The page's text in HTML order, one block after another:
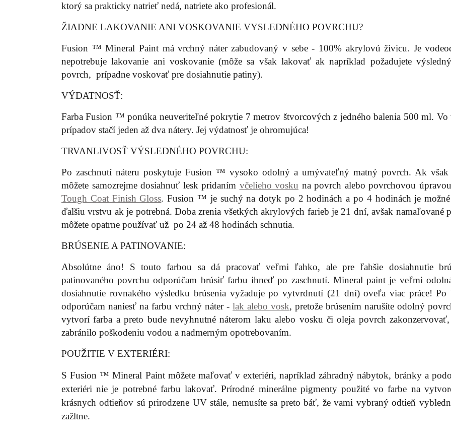
ktorý sa prakticky natrieť nedá, natriete ako profesionál.
ŽIADNE LAKOVANIE ANI VOSKOVANIE VYSLEDNÉHO POVRCHU?
Fusion ™ Mineral Paint má vrchný náter zabudovaný v sebe - 100% akrylovú živicu. Je
nepotrebuje lakovanie ani voskovanie (môže sa však lakovať ak napríklad požadujete
povrch, prípadne voskovať pre dosiahnutie patiny).
VÝDATNOSŤ:
Farba Fusion ™ ponúka neuveriteľné pokrytie 7 metrov štvorcových z jedného balenia 500 ml. Vo
prípadov stačí jeden až dva nátery. Jej výdatnosť je ohromujúca!
TRVANLIVOSŤ VÝSLEDNÉHO POVRCHU:
Po zaschnutí náteru poskytuje Fusion ™ vysoko odolný a umývateľný matný povrch. Ak však
môžete samozrejme dosiahnuť lesk pridaním včelieho vosku na povrch alebo povrchovou
Tough Coat Finish Gloss. Fusion ™ je suchý na dotyk po 2 hodinách a po 4 hodinách je
ďalšiu vrstvu ak je potrebná. Doba zrenia všetkých akrylových farieb je 21 dní, avšak namaľované
môžete opatrne používať už po 24 až 48 hodinách schnutia.
BRÚSENIE A PATINOVANIE:
Absolútne áno! S touto farbou sa dá pracovať veľmi ľahko, ale pre ľahšie dosiahnutie
patinovaného povrchu odporúčam brúsiť farbu ihneď po zaschnutí. Mineral paint je veľmi
dosiahnutie rovnakého výsledku brúsenia vyžaduje po vytvrdnutí (21 dní) oveľa viac práce! Po
odporúčam naniesť na farbu vrchný náter - lak alebo vosk, pretože brúsením narušíte odolný
vytvorí farba a preto bude nevyhnutné náterom laku alebo vosku či oleja povrch
zabránilo poškodeniu vodou a nadmerným opotrebovaním.
POUŽITIE V EXTERIÉRI:
S Fusion ™ Mineral Paint môžete maľovať v exteriéri, napríklad záhradný nábytok, bránky a
exteriéri nie je potrebné farbu lakovať. Prírodné minerálne pigmenty použité vo farbe na
krásnych odtieňov sú prirodzene UV stále, nemusíte sa preto báť, že vami vybraný odtieň
zažltne.